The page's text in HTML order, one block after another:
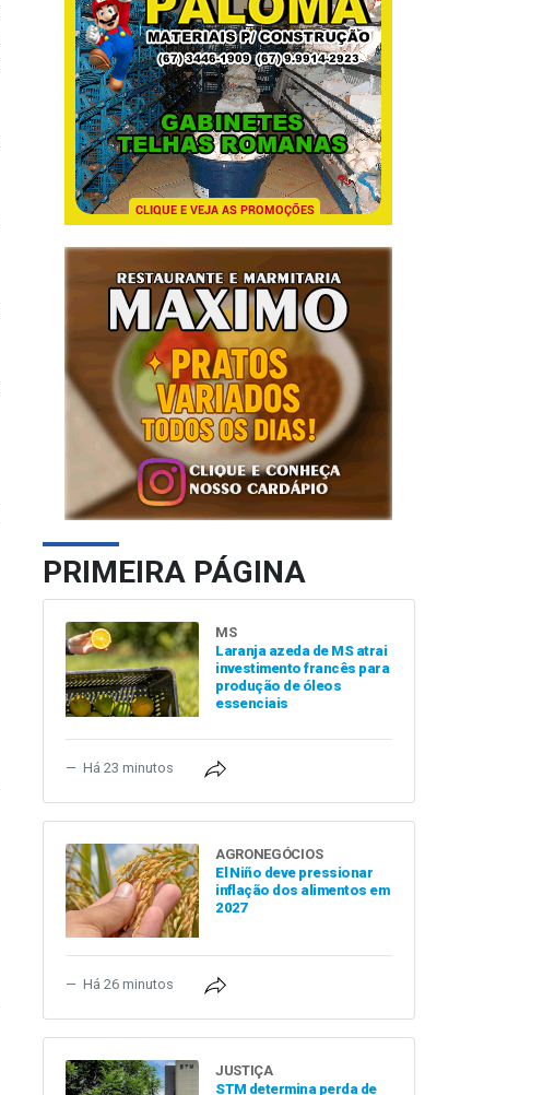
PRIMEIRA PÁGINA
MS
Laranja azeda de MS atrai
investimento francês para
produção de óleos
essenciais
Há 23 minutos
AGRONEGÓCIOS
El Niño deve pressionar
inflação dos alimentos em
2027
Há 26 minutos
JUSTIÇA
STM determina perda de